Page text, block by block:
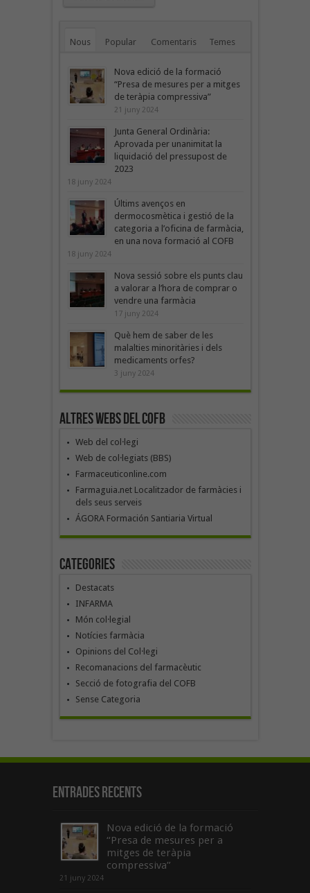
Nous Popular Comentaris Temes
Nova edició de la formació
“Presa de mesures per a mitges
de teràpia compressiva”
21 juny 2024
Junta General Ordinària:
Aprovada per unanimitat la
liquidació del pressupost de
2023
18 juny 2024
Últims avenços en
dermocosmètica i gestió de la
categoria a l’oficina de farmàcia,
en una nova formació al COFB
18 juny 2024
Nova sessió sobre els punts clau
a valorar a l’hora de comprar o
vendre una farmàcia
17 juny 2024
Què hem de saber de les
malalties minoritàries i dels
medicaments orfes?
3 juny 2024
Altres webs del COFB
Web del col·legi
Web de col·legiats (BBS)
Farmaceuticonline.com
Farmaguia.net Localitzador de farmàcies i
dels seus serveis
ÁGORA Formación Santiaria Virtual
Categories
Destacats
INFARMA
Món col·legial
Notícies farmàcia
Opinions del Col·legi
Recomanacions del farmacèutic
Secció de fotografia del COFB
Sense Categoria
Entrades recents
Nova edició de la formació
“Presa de mesures per a
mitges de teràpia
compressiva”
21 juny 2024